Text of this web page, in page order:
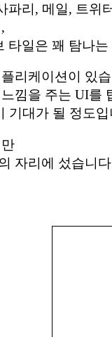
파리, 메일, 트위
타일은 꽤 탐나
리케이션이 있
낌을 주는 UI를
기대가 될 정도입
자리에 섰습니